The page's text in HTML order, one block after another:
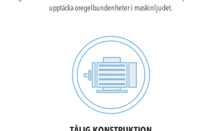
upptäcka oregelbundenheter i maskinljudet.